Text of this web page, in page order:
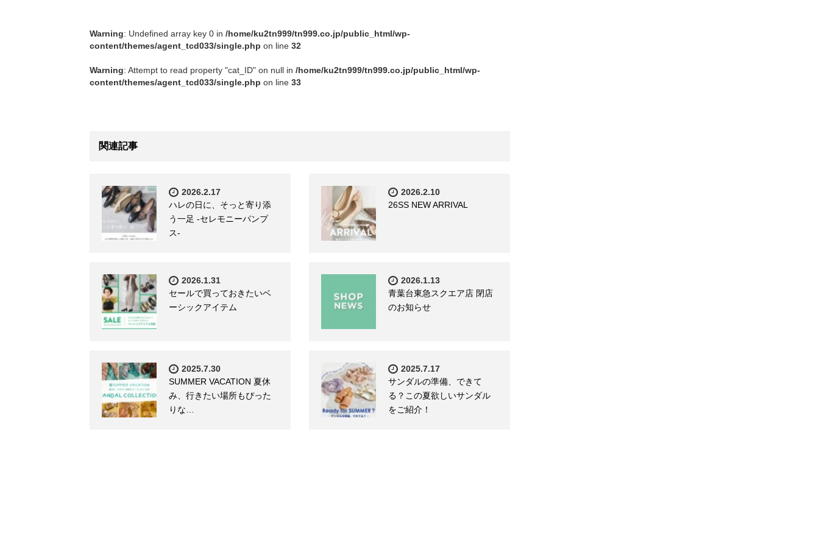
Warning: Undefined array key 0 in /home/ku2tn999/tn999.co.jp/public_html/wp-
content/themes/agent_tcd033/single.php on line 32
Warning: Attempt to read property "cat_ID" on null in /home/ku2tn999/tn999.co.jp/public_html/wp-
content/themes/agent_tcd033/single.php on line 33
関連記事
2026.2.17
ハレの日に、そっと寄り添
う一足 -セレモニーパンプ
ス-
2026.2.10
26SS NEW ARRIVAL
2026.1.31
セールで買っておきたいベ
ーシックアイテム
2026.1.13
青葉台東急スクエア店 閉店
のお知らせ
2025.7.30
SUMMER VACATION 夏休
み、行きたい場所もぴった
りな…
2025.7.17
サンダルの準備、できて
る？この夏欲しいサンダル
をご紹介！